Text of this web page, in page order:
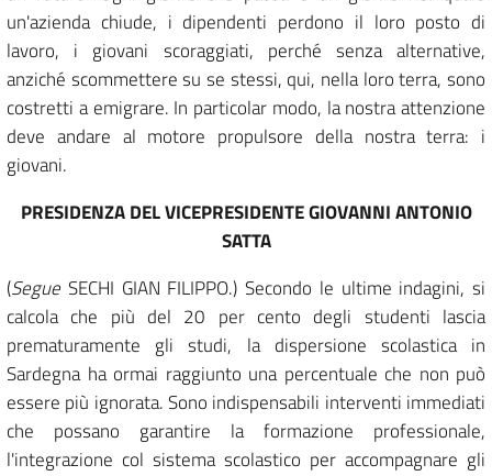
un'azienda chiude, i dipendenti perdono il loro posto di
lavoro, i giovani scoraggiati, perché senza alternative,
anziché scommettere su se stessi, qui, nella loro terra, sono
costretti a emigrare. In particolar modo, la nostra attenzione
deve andare al motore propulsore della nostra terra: i
giovani.
PRESIDENZA DEL VICEPRESIDENTE GIOVANNI ANTONIO
SATTA
(SegueSECHI GIAN FILIPPO.) Secondo le ultime indagini, si
calcola che più del 20 per cento degli studenti lascia
prematuramente gli studi, la dispersione scolastica in
Sardegna ha ormai raggiunto una percentuale che non può
essere più ignorata. Sono indispensabili interventi immediati
che possano garantire la formazione professionale,
l'integrazione col sistema scolastico per accompagnare gli